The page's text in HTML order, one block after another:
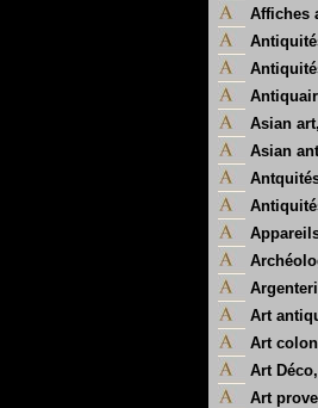
Affiches
Asian art
Asian
Art
Art
Art Déco
Art